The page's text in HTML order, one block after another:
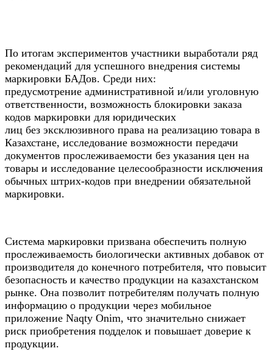
По итогам экспериментов участники выработали ряд
рекомендаций для успешного внедрения системы
маркировки БАДов. Среди них:
предусмотрение административной и/или уголовную
ответственности, возможность блокировки заказа
кодов маркировки для юридических
лиц без эксклюзивного права на реализацию товара в
Казахстане, исследование возможности передачи
документов прослеживаемости без указания цен на
товары и исследование целесообразности исключения
обычных штрих-кодов при внедрении обязательной
маркировки.
Система маркировки призвана обеспечить полную
прослеживаемость биологически активных добавок от
производителя до конечного потребителя, что повысит
безопасность и качество продукции на казахстанском
рынке. Она позволит потребителям получать полную
информацию о продукции через мобильное
приложение Naqty Onim, что значительно снижает
риск приобретения подделок и повышает доверие к
продукции.